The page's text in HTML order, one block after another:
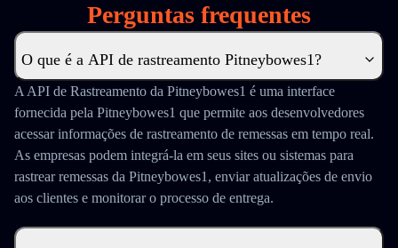
Perguntas frequentes
O que é a API de rastreamento Pitneybowes1?
A API de Rastreamento da Pitneybowes1 é uma interface
fornecida pela Pitneybowes1 que permite aos desenvolvedores
acessar informações de rastreamento de remessas em tempo real.
As empresas podem integrá-la em seus sites ou sistemas para
rastrear remessas da Pitneybowes1, enviar atualizações de envio
aos clientes e monitorar o processo de entrega.